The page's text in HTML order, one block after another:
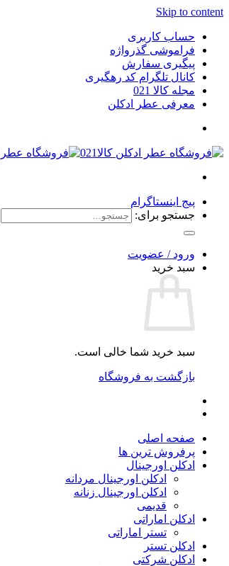
Skip to content
حساب کاربری
فراموشی گذرواژه
پیگیری سفارش
کانال تلگرام کد رهگیری
مجله کالا 021
معرفی عطر ادکلن
پیج اینستاگرام
جستجو برای:
ورود / عضویت
سبد خرید
سبد خرید شما خالی است.
بازگشت به فروشگاه
صفحه اصلی
پرفروش ترین ها
ادکلن اورجینال
ادکلن اورجینال مردانه
ادکلن اورجینال زنانه
قدیمی
ادکلن اماراتی
تستر اماراتی
ادکلن تستر
ادکلن شرکتی